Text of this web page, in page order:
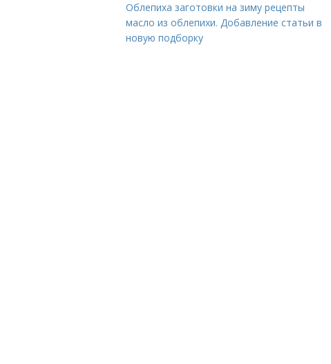
Облепиха заготовки на зиму рецепты
масло из облепихи. Добавление статьи в
новую подборку